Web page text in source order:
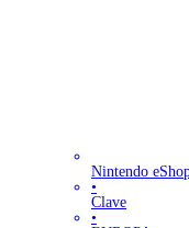
Nintendo
•
Clave
•